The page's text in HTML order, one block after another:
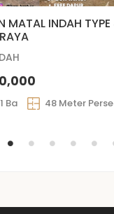
MATAL INDAH
1 Ba 48 Meter